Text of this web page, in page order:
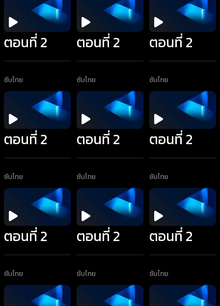
ตอนที่ 2
ซับไทย
ตอนที่ 2
ซับไทย
ตอนที่ 2
ซับไทย
ตอนที่ 2
ซับไทย
ตอนที่ 2
ซับไทย
ตอนที่ 2
ซับไทย
ตอนที่ 2
ซับไทย
ตอนที่ 2
ซับไทย
ตอนที่ 2
ซับไทย